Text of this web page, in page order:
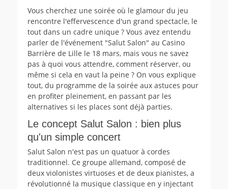
Vous cherchez une soirée où le glamour du jeu
rencontre l'effervescence d'un grand spectacle, le
tout dans un cadre unique ? Vous avez entendu
parler de l'événement "Salut Salon" au Casino
Barrière de Lille le 18 mars, mais vous ne savez
pas à quoi vous attendre, comment réserver, ou
même si cela en vaut la peine ? On vous explique
tout, du programme de la soirée aux astuces pour
en profiter pleinement, en passant par les
alternatives si les places sont déjà parties.
Le concept Salut Salon : bien plus
qu'un simple concert
Salut Salon n'est pas un quatuor à cordes
traditionnel. Ce groupe allemand, composé de
deux violonistes virtuoses et de deux pianistes, a
révolutionné la musique classique en y injectant